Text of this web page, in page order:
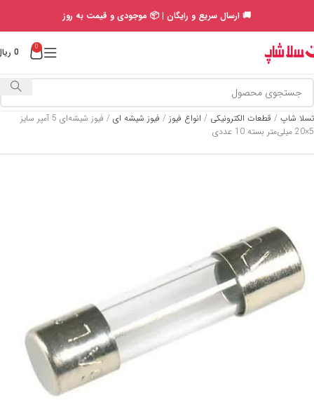
🚚 ارسال سریع و رایگان | 📦 موجودی و قیمت به روز
0
0
تسلا شاپ / قطعات الکترونیکی / انواع فیوز / فیوز شیشه ای /
فیوز شیشه‌ای 5 آمپر سایز
5×20 میلی‌متر بسته 10 عددی